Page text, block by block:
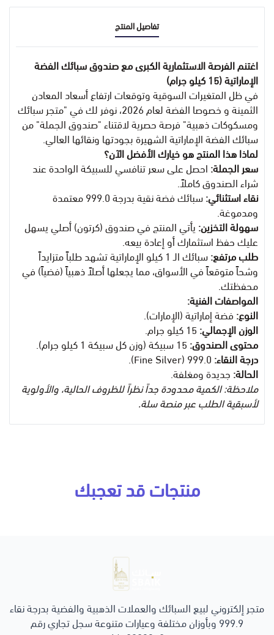
تفاصيل المنتج
اغتنم الفرصة الاستثمارية الكبرى مع صندوق سبائك الفضة
الإماراتية (15 كيلو جرام)
في ظل المتغيرات السوقية وتوقعات ارتفاع أسعاد المعادن
الثمينة و خصوصا الفضة لعام 2026، نوفر لك في "متجر سبائك
ومسكوكات ذهبية" فرصة حصرية لاقتناء "صندوق الجملة" من
سبائك الفضة الإماراتية الشهيرة بجودتها ونقائها العالي.
لماذا هذا المنتج هو خيارك الأفضل الآن؟
سعر الجملة: احصل على سعر تنافسي للسبيكة الواحدة عند
شراء الصندوق كاملاً.
نقاء استثنائي:
سبائك فضة نقية بدرجة 999.0 معتمدة
ومدموغة.
سهولة التخزين: يأتي المنتج في صندوق (كرتون) أصلي يسهل
عليك حفظ استثمارك أو إعادة بيعه.
طلب مرتفع:
سبائك الـ 1 كيلو الإماراتية تشهد طلباً متزايداً
وشحاً متوقعاً في الأسواق، مما يجعلها أصلاً ذهبياً (فضياً) في
محفظتك.
المواصفات الفنية:
النوع: فضة إماراتية (الإمارات).
الوزن الإجمالي:
محتوى الصندوق:
درجة النقاء:
الحالة: جديدة ومغلفة.
ملاحظة: الكمية محدودة جداً نظراً للظروف الحالية، والأولوية
لأسبقية الطلب عبر منصة سلة.
منتجات قد تعجبك
متجر إلكتروني لبيع السبائك والعملات الذهبية والفضية بدرجة نقاء
999.9 وبأوزان مختلفة وعيارات متنوعة سجل تجاري رقم